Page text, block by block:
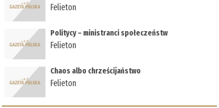
Felieton
Politycy – ministranci społeczeństw
Felieton
Chaos albo chrześcijaństwo
Felieton